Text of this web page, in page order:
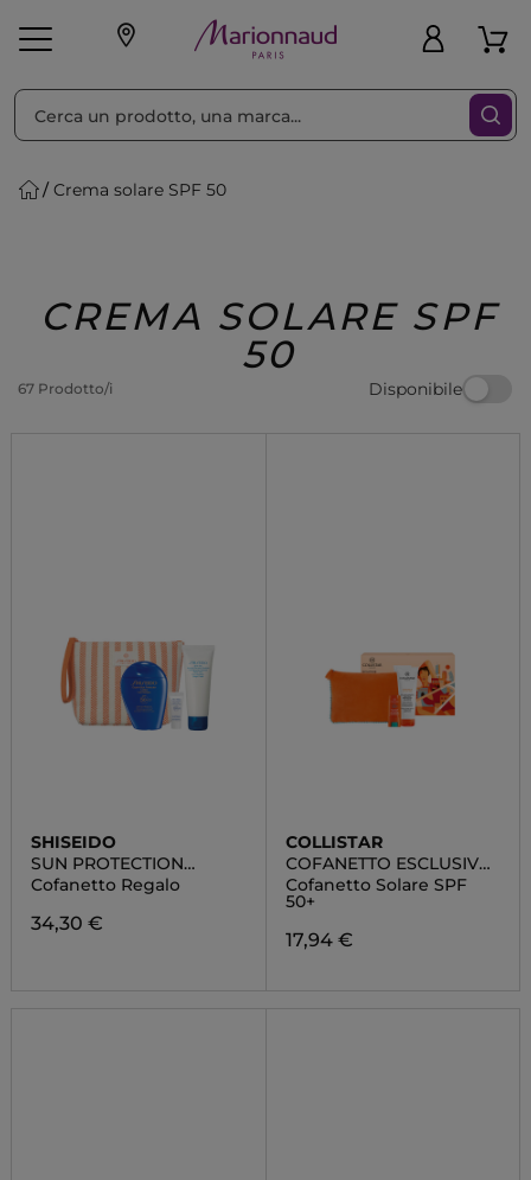
Make-up Profumi
Regalo
Crema solare SPF 50
CREMA SOLARE SPF
50
67 Prodotto/i Disponibile
Ordina per Filtra
SHISEIDO
SUN PROTECTION
POUCH SET
Cofanetto Regalo
34,30 €
COLLISTAR
COFANETTO ESCLUSIVO
ROUTINE SOLARE
Cofanetto Solare SPF
50+
17,94 €